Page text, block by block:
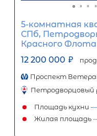
Размер
5 320 000 ₽
Первый взнос
7 980 000 ₽